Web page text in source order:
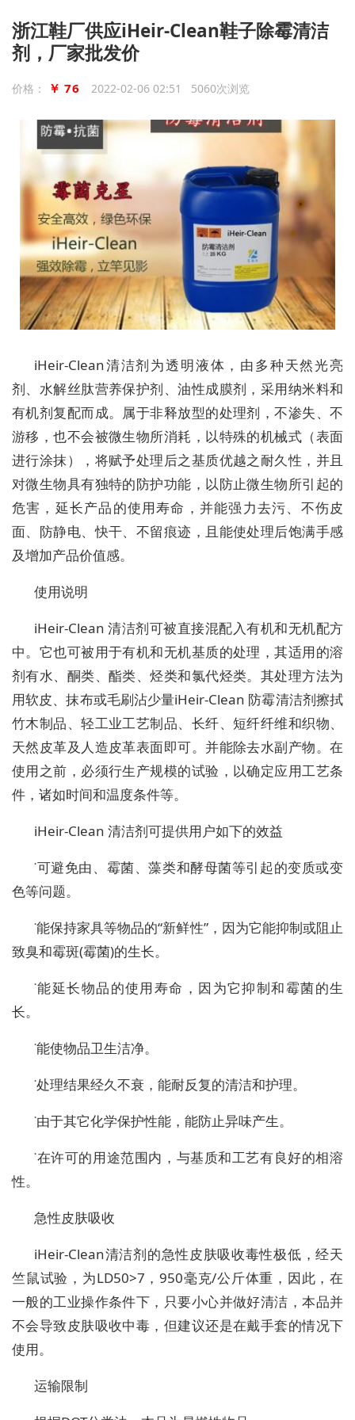
浙江鞋厂供应iHeir-Clean鞋子除霉清洁
剂，厂家批发价
价格： ￥ 76 2022-02-06 02:51 5060次浏览
iHeir-Clean清洁剂为透明液体，由多种天然光亮
剂、水解丝肽营养保护剂、油性成膜剂，采用纳米料和
有机剂复配而成。属于非释放型的处理剂，不渗失、不
游移，也不会被微生物所消耗，以特殊的机械式（表面
进行涂抹），将赋予处理后之基质优越之耐久性，并且
对微生物具有独特的防护功能，以防止微生物所引起的
危害，延长产品的使用寿命，并能强力去污、不伤皮
面、防静电、快干、不留痕迹，且能使处理后饱满手感
及增加产品价值感。
使用说明
iHeir-Clean 清洁剂可被直接混配入有机和无机配方
中。它也可被用于有机和无机基质的处理，其适用的溶
剂有水、酮类、酯类、烃类和氯代烃类。其处理方法为
用软皮、抹布或毛刷沾少量iHeir-Clean 防霉清洁剂擦拭
竹木制品、轻工业工艺制品、长纤、短纤纤维和织物、
天然皮革及人造皮革表面即可。并能除去水副产物。在
使用之前，必须行生产规模的试验，以确定应用工艺条
件，诸如时间和温度条件等。
iHeir-Clean 清洁剂可提供用户如下的效益
˙可避免由、霉菌、藻类和酵母菌等引起的变质或变
色等问题。
˙能保持家具等物品的“新鲜性”，因为它能抑制或阻止
致臭和霉斑(霉菌)的生长。
˙能延长物品的使用寿命，因为它抑制和霉菌的生
长。
˙能使物品卫生洁净。
˙处理结果经久不衰，能耐反复的清洁和护理。
˙由于其它化学保护性能，能防止异味产生。
˙在许可的用途范围内，与基质和工艺有良好的相溶
性。
急性皮肤吸收
iHeir-Clean清洁剂的急性皮肤吸收毒性极低，经天
竺鼠试验，为LD50>7，950毫克/公斤体重，因此，在
一般的工业操作条件下，只要小心并做好清洁，本品并
不会导致皮肤吸收中毒，但建议还是在戴手套的情况下
使用。
运输限制